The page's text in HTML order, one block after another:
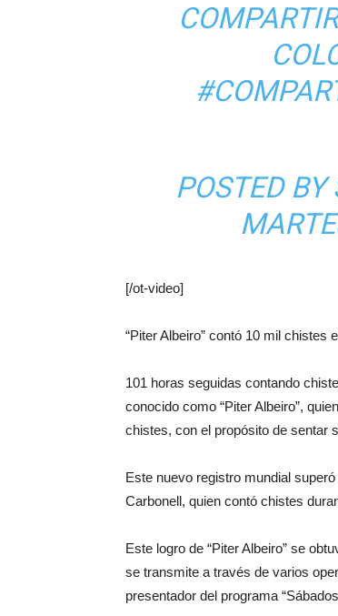
POSTED BY
[/ot-video]
“Piter Albeiro” contó 10 mil
101 horas seguidas contando
conocido como “Piter Albeiro”,
chistes, con el propósito de sentar
Este nuevo registro mundial
Carbonell, quien contó chistes
Este logro de “Piter Albeiro” se
se transmite a través de varios
presentador del programa